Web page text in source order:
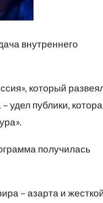
внутреннего
который
удел публики,
получилась
– азарта и